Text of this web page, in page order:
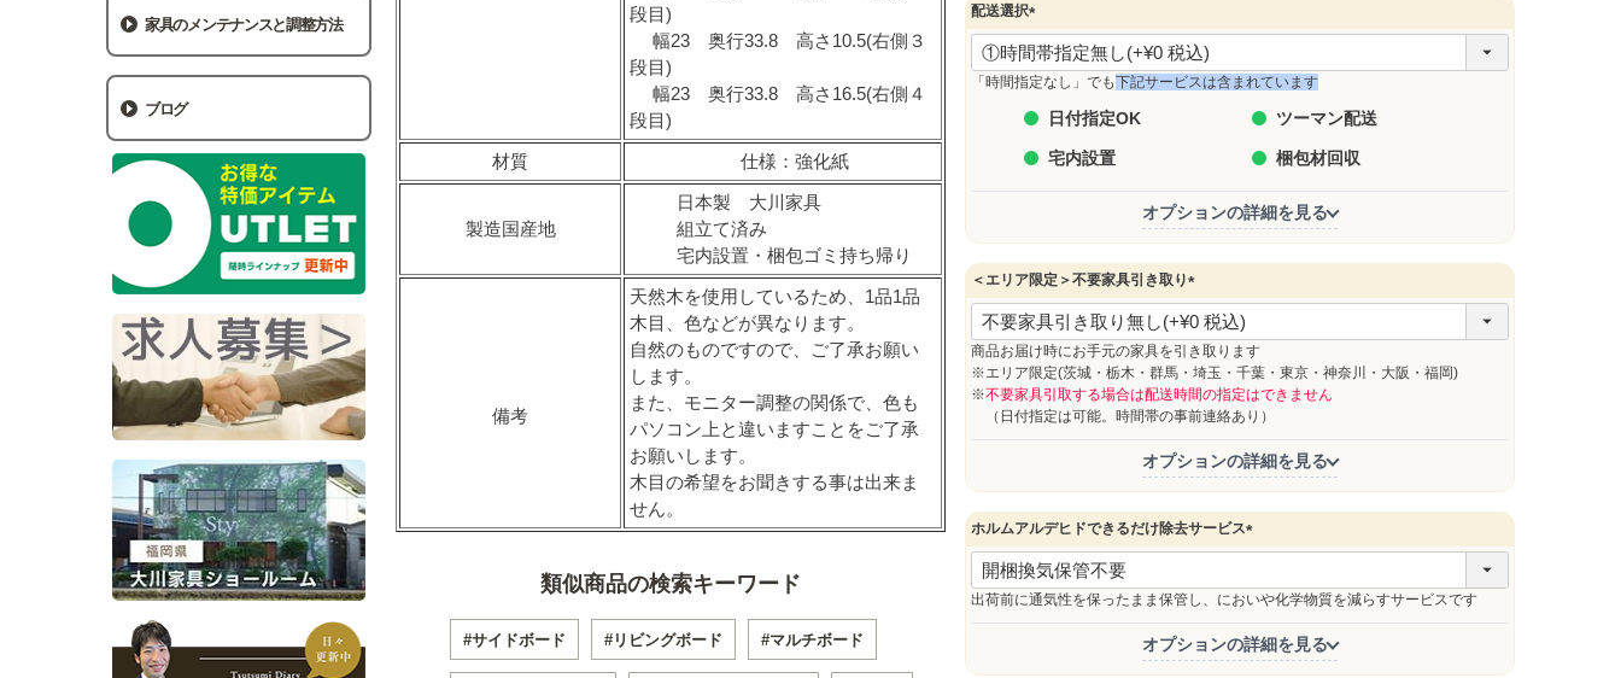
家具のメンテナンスと調整方法
ブログ
段目)
幅23 奥行33.8 高さ10.5(右側３
段目)
幅23 奥行33.8 高さ16.5(右側４
段目)
材質
仕様：強化紙
製造国産地
日本製 大川家具
組立て済み
宅内設置・梱包ゴミ持ち帰り
備考
天然木を使用しているため、1品1品
木目、色などが異なります。
自然のものですので、ご了承お願い
します。
また、モニター調整の関係で、色も
パソコン上と違いますことをご了承
お願いします。
木目の希望をお聞きする事は出来ま
せん。
類似商品の検索キーワード
#サイドボード #リビングボード #マルチボード
配送選択
(
必
須
「時間指定なし」でも下記サービスは含まれています
日付指定OK ツーマン配送
宅内設置 梱包材回収
オプションの詳細を見る
＜エリア限定＞不要家具引き取り
(
必
須
商品お届け時にお手元の家具を引き取ります
※エリア限定(茨城・栃木・群馬・埼玉・千葉・東京・神奈川・大阪・福岡)
※不要家具引取する場合は配送時間の指定はできません
（日付指定は可能。時間帯の事前連絡あり）
オプションの詳細を見る
ホルムアルデヒドできるだけ除去サービス
(
須
出荷前に通気性を保ったまま保管し、においや化学物質を減らすサービスです
オプションの詳細を見る